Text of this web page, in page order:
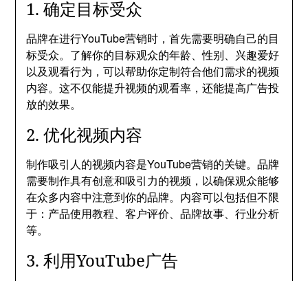
1. 确定目标受众
品牌在进行YouTube营销时，首先需要明确自己的目
标受众。了解你的目标观众的年龄、性别、兴趣爱好
以及观看行为，可以帮助你定制符合他们需求的视频
内容。这不仅能提升视频的观看率，还能提高广告投
放的效果。
2. 优化视频内容
制作吸引人的视频内容是YouTube营销的关键。品牌
需要制作具有创意和吸引力的视频，以确保观众能够
在众多内容中注意到你的品牌。内容可以包括但不限
于：产品使用教程、客户评价、品牌故事、行业分析
等。
3. 利用YouTube广告